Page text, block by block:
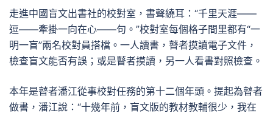
走進中國盲文出書社的校對室，書聲繞耳：“千里天涯——
逗——牽掛一向在心——句。”校對室每個格子間里都有“一
明一盲”兩名校對員搭檔。一人讀書，瞽者摸讀電子文件，
檢查盲文能否有誤；或是瞽者摸讀，另一人看書對照檢查。
本年是瞽者潘江從事校對任務的第十二個年頭。提起為瞽者
做書，潘江說：“十幾年前，盲文版的教材教輔很少，我在